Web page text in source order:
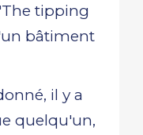
tipping
bâtiment
il y a
quelqu'un,